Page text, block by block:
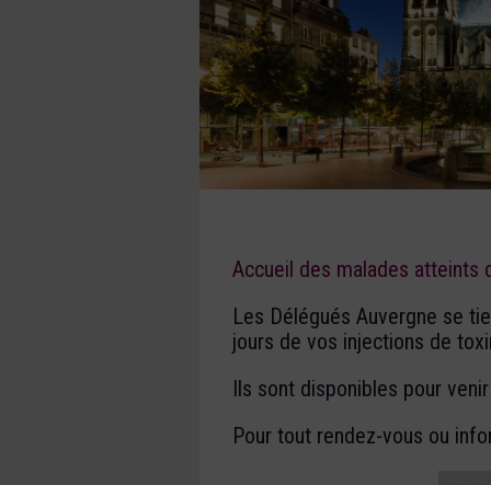
Accueil des malades atteints
Les Délégués Auvergne se
jours de vos injections de
Ils sont disponibles pour
Pour tout rendez-vous ou